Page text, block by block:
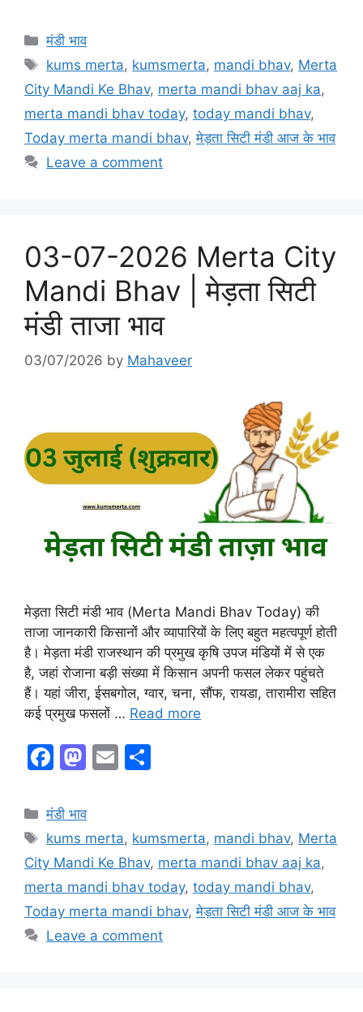
c
e
b
o
o
k
st
o
d
o
n
l
e
Categories
मंडी भाव
Tags
kums merta, kumsmerta, mandi bhav, Merta
City Mandi Ke Bhav, merta mandi bhav aaj ka,
merta mandi bhav today, today mandi bhav,
Today merta mandi bhav,मेड़ता सिटी मंडी आज के भाव
Leave a comment
03-07-2026 Merta City
Mandi Bhav | मेड़ता सिटी
मंडी ताजा भाव
03/07/2026 by Mahaveer
मेड़ता सिटी मंडी भाव (Merta Mandi Bhav Today) की
ताजा जानकारी किसानों और व्यापारियों के लिए बहुत महत्वपूर्ण होती
है। मेड़ता मंडी राजस्थान की प्रमुख कृषि उपज मंडियों में से एक
है, जहां रोजाना बड़ी संख्या में किसान अपनी फसल लेकर पहुंचते
हैं। यहां जीरा, ईसबगोल, ग्वार, चना, सौंफ, रायडा, तारामीरा सहित
कई प्रमुख फसलों … Read more
F
c
e
b
o
o
k
M
st
o
d
o
n
E
l
e
Categories
मंडी भाव
Tags
kums merta, kumsmerta, mandi bhav, Merta
City Mandi Ke Bhav, merta mandi bhav aaj ka,
merta mandi bhav today, today mandi bhav,
Today merta mandi bhav,मेड़ता सिटी मंडी आज के भाव
Leave a comment